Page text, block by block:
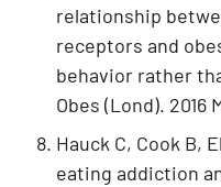
relationship
receptors and
behavior rather
Obes (Lond). 2016
Hauck C, Cook B,
eating addiction